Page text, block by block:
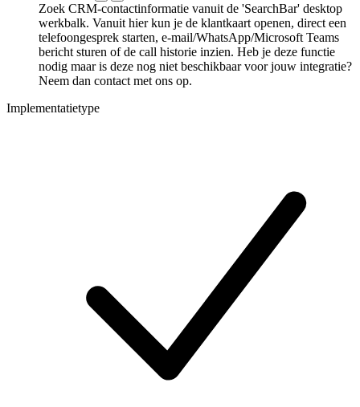
Zoek CRM-contactinformatie vanuit de 'SearchBar' desktop
werkbalk. Vanuit hier kun je de klantkaart openen, direct een
telefoongesprek starten, e-mail/WhatsApp/Microsoft Teams
bericht sturen of de call historie inzien. Heb je deze functie
nodig maar is deze nog niet beschikbaar voor jouw integratie?
Neem dan contact met ons op.
Implementatietype